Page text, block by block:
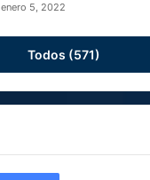
enero 5, 2022
Todos (571)